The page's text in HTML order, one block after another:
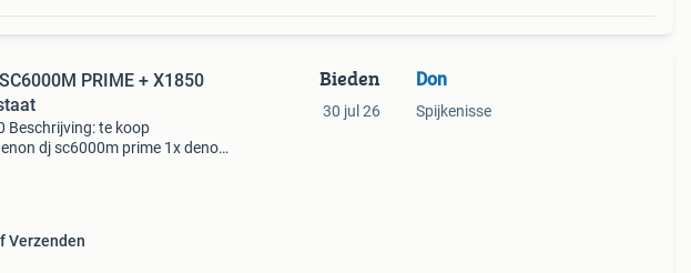
PRIME + X1850
Beschrijving: te koop
dj sc6000m prime 1x denon
Verzenden
Bieden
30 jul 26
Don
Spijkenisse